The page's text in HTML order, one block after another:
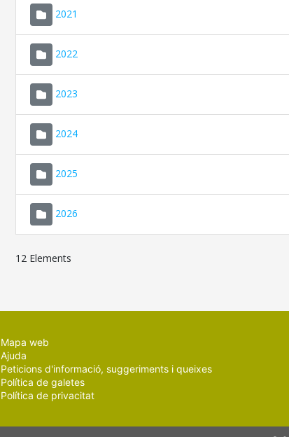
2021
2022
2023
2024
2025
2026
12 Elements
Mapa web
Ajuda
Peticions d'informació, suggeriments i queixes
Política de galetes
Política de privacitat